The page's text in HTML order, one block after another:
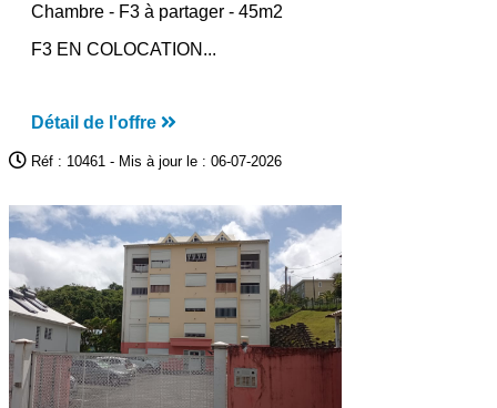
Chambre - F3 à partager - 45m2
F3 EN COLOCATION...
Détail de l'offre
Réf : 10461 - Mis à jour le : 06-07-2026